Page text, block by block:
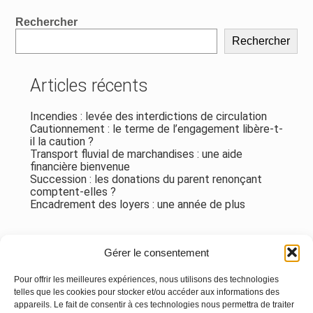
Gérer le consentement
Pour offrir les meilleures expériences, nous utilisons des technologies
telles que les cookies pour stocker et/ou accéder aux informations des
appareils. Le fait de consentir à ces technologies nous permettra de traiter
Blog
Rechercher
Rechercher
Articles récents
Incendies : levée des interdictions de circulation
Cautionnement : le terme de l’engagement libère-t-
il la caution ?
Transport fluvial de marchandises : une aide
financière bienvenue
Succession : les donations du parent renonçant
comptent-elles ?
Encadrement des loyers : une année de plus
Aucun commentaire à afficher.